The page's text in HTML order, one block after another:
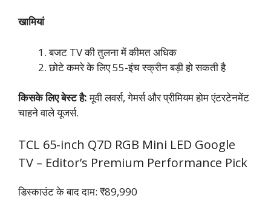
खामियां
बजट TV की तुलना में कीमत अधिक
छोटे कमरे के लिए 55-इंच स्क्रीन बड़ी हो सकती है
किसके लिए बेस्ट है:मूवी लवर्स, गेमर्स और प्रीमियम होम एंटरटेनमेंट
चाहने वाले यूजर्स.
TCL 65-inch Q7D RGB Mini LED Google
TV – Editor’s Premium Performance Pick
डिस्काउंट के बाद दाम: ₹89,990